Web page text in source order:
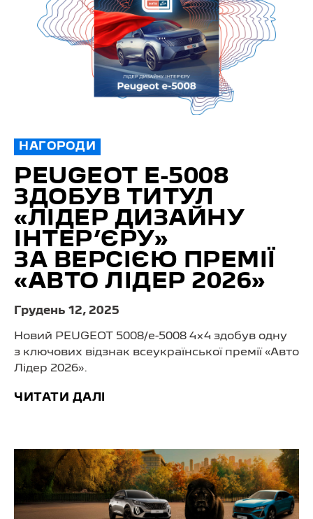
НАГОРОДИ
PEUGEOT E-5008
ЗДОБУВ ТИТУЛ
«ЛІДЕР ДИЗАЙНУ
ІНТЕР’ЄРУ»
ЗА ВЕРСІЄЮ ПРЕМІЇ
«АВТО ЛІДЕР 2026»
Грудень 12, 2025
Новий PEUGEOT 5008/e-5008 4×4 здобув одну
з ключових відзнак всеукраїнської премії «Авто
Лідер 2026».
ЧИТАТИ ДАЛІ